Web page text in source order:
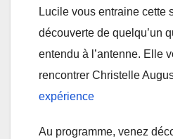
Lucile vous entraine cette
découverte de quelqu’un
entendu à l’antenne. Elle
rencontrer Christelle
expérience
Au programme, venez